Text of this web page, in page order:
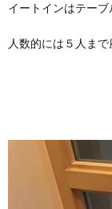
イートインはテーブ
人数的には５人ま